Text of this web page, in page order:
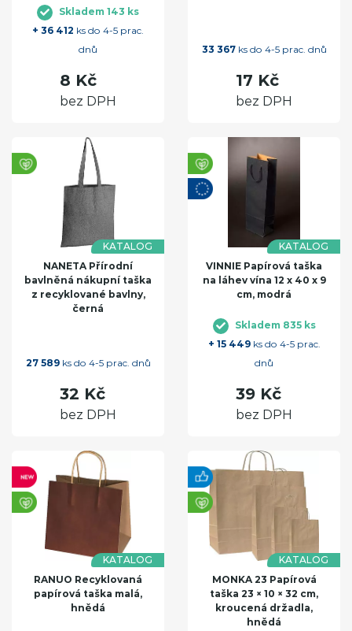
Skladem 143 ks
+ 36 412 ks do 4-5 prac.
dnů
8 Kč
bez DPH
33 367ks do 4-5 prac. dnů
17 Kč
bez DPH
KATALOG
NANETA Přírodní
bavlněná nákupní taška
z recyklované bavlny,
černá
27 589ks do 4-5 prac. dnů
32 Kč
bez DPH
KATALOG
VINNIE Papírová taška
na láhev vína 12 x 40 x 9
cm, modrá
Skladem 835 ks
+ 15 449ks do 4-5 prac.
dnů
39 Kč
bez DPH
KATALOG
RANUO Recyklovaná
papírová taška malá,
hnědá
KATALOG
MONKA 23 Papírová
taška 23 × 10 × 32 cm,
kroucená držadla,
hnědá